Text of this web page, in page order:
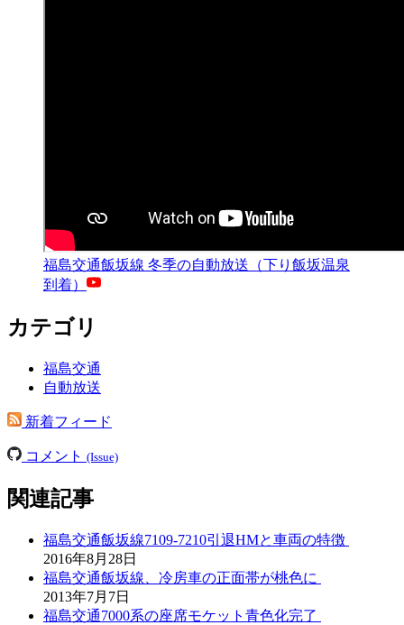
福島交通飯坂線 冬季の自動放送（下り飯坂温泉
到着）
カテゴリ
福島交通
自動放送
新着フィード
コメント (Issue)
関連記事
福島交通飯坂線7109-7210引退HMと車両の特徴
2016年8月28日
福島交通飯坂線、冷房車の正面帯が桃色に
2013年7月7日
福島交通7000系の座席モケット青色化完了